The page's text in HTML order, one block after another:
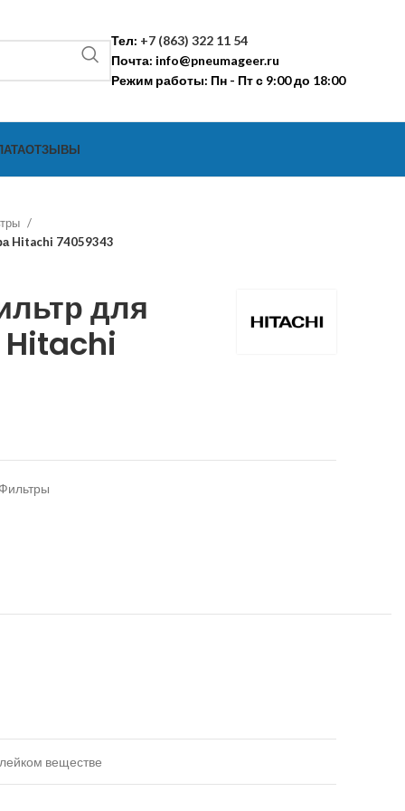
Тел: +7 (863) 322 11 54
Почта: info@pneumageer.ru
Режим работы: Пн - Пт с 9:00 до 18:00
ОТЗЫВЫ
Hitachi 74059343
для
Hitachi
Фильтры
веществе